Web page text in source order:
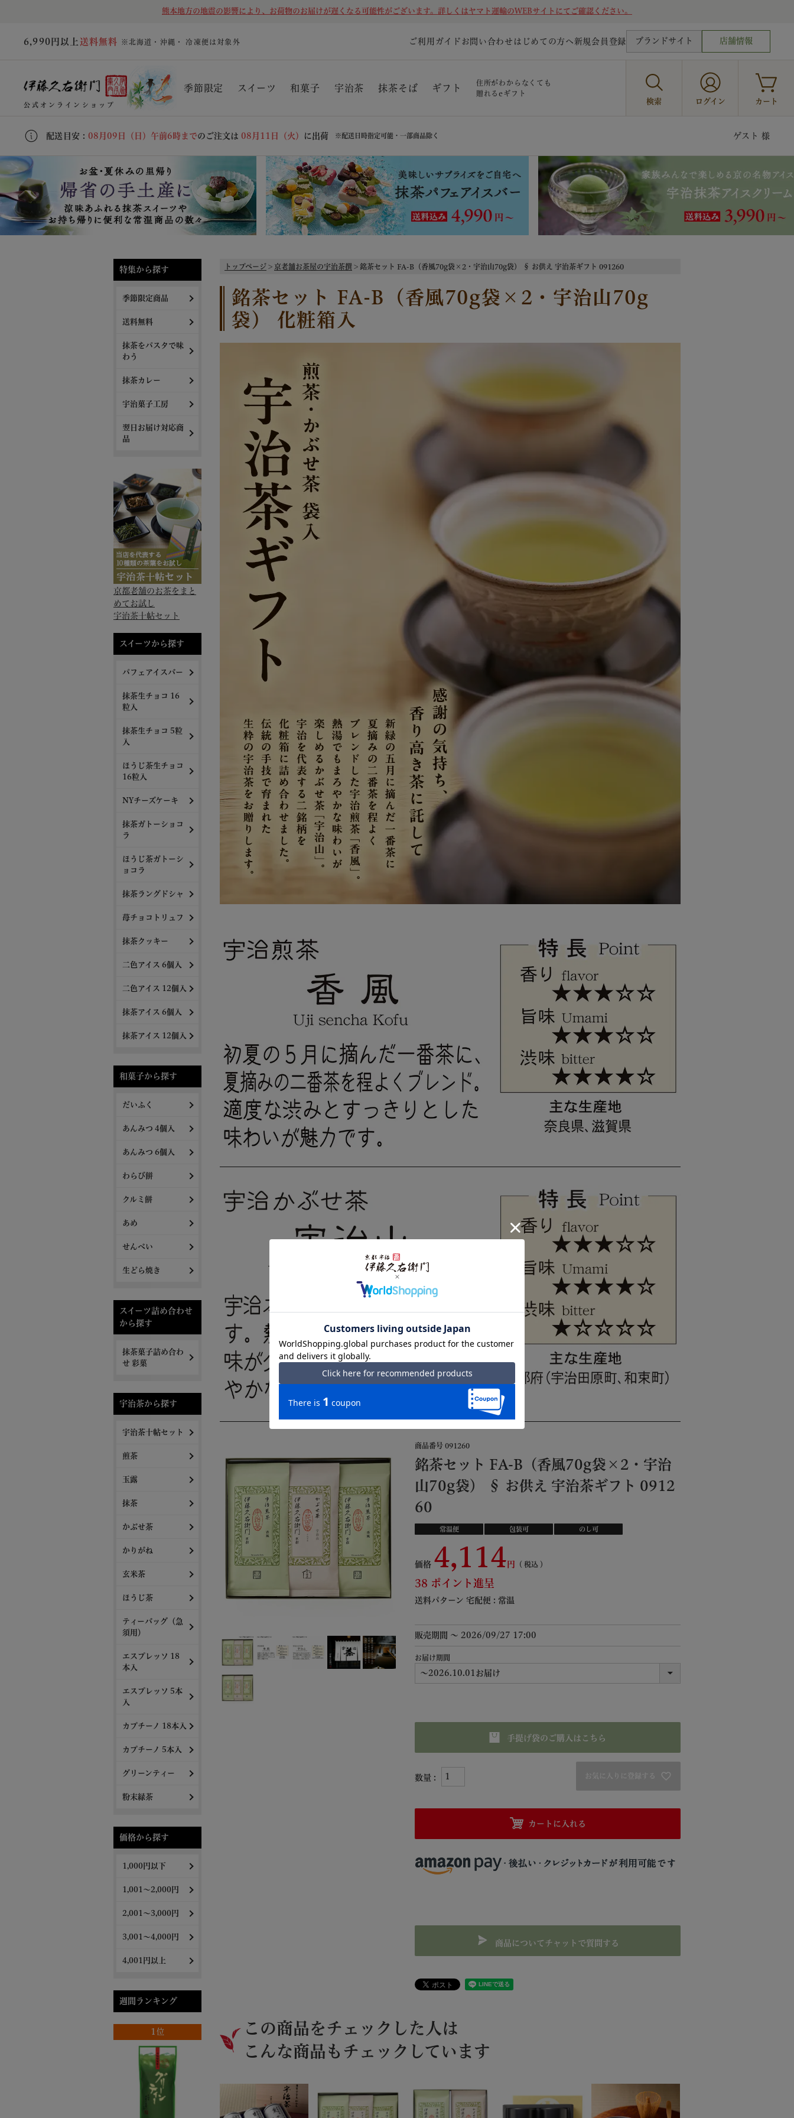
熊本地方の地震の影響により、お荷物のお届けが遅くなる可能性がございます。詳しくはヤマト運輸のWEBサイトにてご確認ください。
6,990円以上 送料無料 ※北海道・沖縄・ 冷凍便は対象外 ご利用ガイド お問い合わせ はじめての方へ 新規会員登録 ブランドサイト 店舗情報
公式オンラインショップ
季節限定 スイーツ 和菓子 宇治茶 抹茶そば ギフト
住所がわからなくても
贈れるeギフト
検索 ログイン カート
配送目安 : 08月09日（日）午前6時までのご注文は 08月11日（火） に出荷 ※配送日時指定可能・一部商品除く ゲスト 様
特集から探す
季節限定商品
送料無料
抹茶をパスタで味
わう
抹茶カレー
宇治菓子工房
翌日お届け対応商
品
京都老舗のお茶をまと
めてお試し
宇治茶十帖セット
スイーツから探す
パフェアイスバー
抹茶生チョコ 16
粒入
抹茶生チョコ 5粒
入
ほうじ茶生チョコ
16粒入
NYチーズケーキ
抹茶ガトーショコ
ラ
ほうじ茶ガトーシ
ョコラ
抹茶ラングドシャ
苺チョコトリュフ
抹茶クッキー
二色アイス 6個入
二色アイス 12個入
抹茶アイス 6個入
抹茶アイス 12個入
和菓子から探す
だいふく
あんみつ 4個入
あんみつ 6個入
わらび餅
クルミ餅
あめ
せんべい
生どら焼き
スイーツ詰め合わせ
から探す
抹茶菓子詰め合わ
せ 彩菓
宇治茶から探す
宇治茶十帖セット
煎茶
玉露
抹茶
かぶせ茶
かりがね
玄米茶
ほうじ茶
ティーバッグ（急
須用）
エスプレッソ 18
本入
エスプレッソ 5本
入
カプチーノ 18本入
カプチーノ 5本入
グリーンティー
粉末緑茶
価格から探す
1,000円以下
1,001～2,000円
2,001～3,000円
3,001～4,000円
4,001円以上
週間ランキング
1位
トップページ 京老舗お茶屋の宇治茶撰 銘茶セット FA-B（香風70g袋×2・宇治山70g袋） § お供え 宇治茶ギフト 091260
銘茶セット FA-B（香風70g袋×2・宇治山70g
袋） 化粧箱入
商品番号 091260
銘茶セット FA-B（香風70g袋×2・宇治
山70g袋） § お供え 宇治茶ギフト 0912
60
常温便 包装可 のし可
価格 4,114 税込
38 ポイント進呈
送料パターン 宅配便 : 常温
販売期間 〜 2026/09/27 17:00
お届け期間
(
必
手提げ袋のご購入はこちら
お気に入りに登録する
カートに入れる
商品についてチャットで質問する
この商品をチェックした人は
こんな商品もチェックしています